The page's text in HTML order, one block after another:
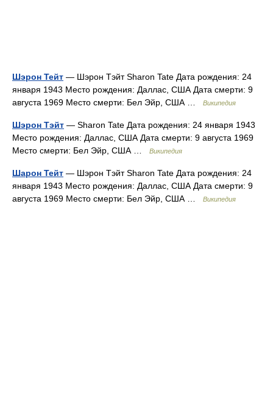
Шэрон Тейт — Шэрон Тэйт Sharon Tate Дата рождения: 24
января 1943 Место рождения: Даллас, США Дата смерти: 9
августа 1969 Место смерти: Бел Эйр, США …
Википедия
Шэрон Тэйт — Sharon Tate Дата рождения: 24 января 1943
Место рождения: Даллас, США Дата смерти: 9 августа 1969
Место смерти: Бел Эйр, США …
Википедия
Шарон Тейт — Шэрон Тэйт Sharon Tate Дата рождения: 24
января 1943 Место рождения: Даллас, США Дата смерти: 9
августа 1969 Место смерти: Бел Эйр, США …
Википедия